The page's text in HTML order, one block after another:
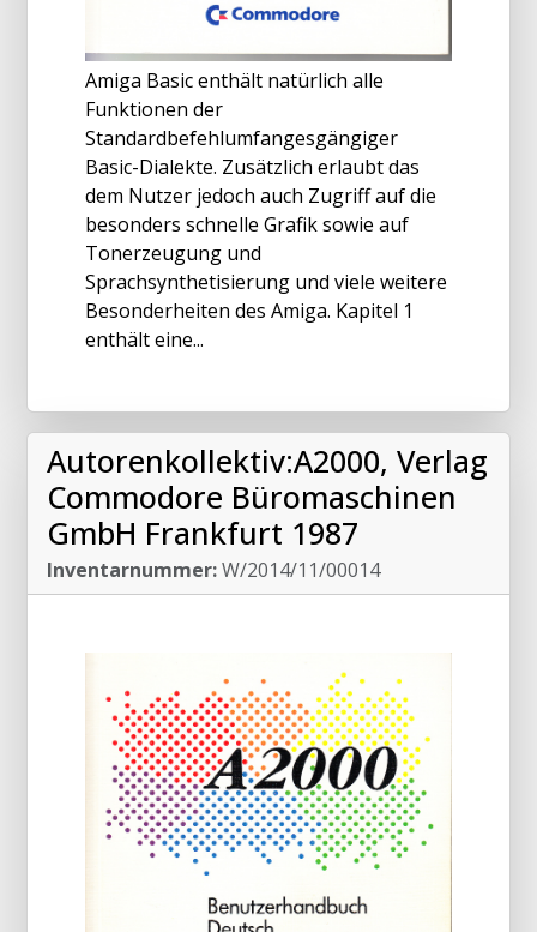
Amiga Basic enthält natürlich alle
Funktionen der
Standardbefehlumfangesgängiger
Basic-Dialekte. Zusätzlich erlaubt das
dem Nutzer jedoch auch Zugriff auf die
besonders schnelle Grafik sowie auf
Tonerzeugung und
Sprachsynthetisierung und viele weitere
Besonderheiten des Amiga. Kapitel 1
enthält eine...
Autorenkollektiv:A2000, Verlag
Commodore Büromaschinen
GmbH Frankfurt 1987
Inventarnummer:W/2014/11/00014